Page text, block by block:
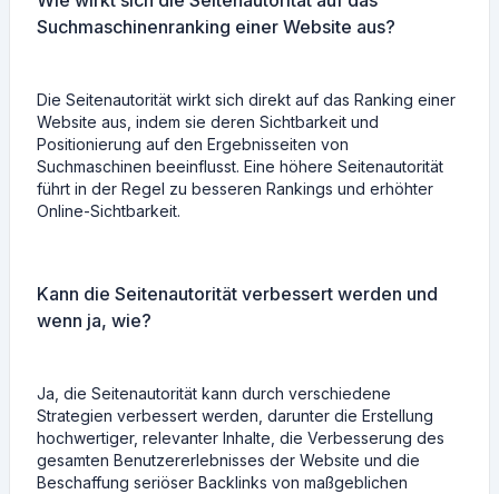
Suchmaschinenranking einer Website aus?
Die Seitenautorität wirkt sich direkt auf das Ranking einer
Website aus, indem sie deren Sichtbarkeit und
Positionierung auf den Ergebnisseiten von
Suchmaschinen beeinflusst. Eine höhere Seitenautorität
führt in der Regel zu besseren Rankings und erhöhter
Online-Sichtbarkeit.
Kann die Seitenautorität verbessert werden und
wenn ja, wie?
Ja, die Seitenautorität kann durch verschiedene
Strategien verbessert werden, darunter die Erstellung
hochwertiger, relevanter Inhalte, die Verbesserung des
gesamten Benutzererlebnisses der Website und die
Beschaffung seriöser Backlinks von maßgeblichen